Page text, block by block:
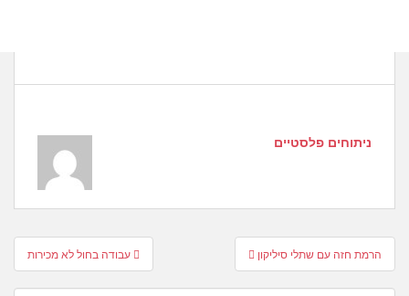
ניתוחים פלסטיים
Post
navigation
עבודה בחול לא מכירות הרמת חזה עם שתלי סיליקון